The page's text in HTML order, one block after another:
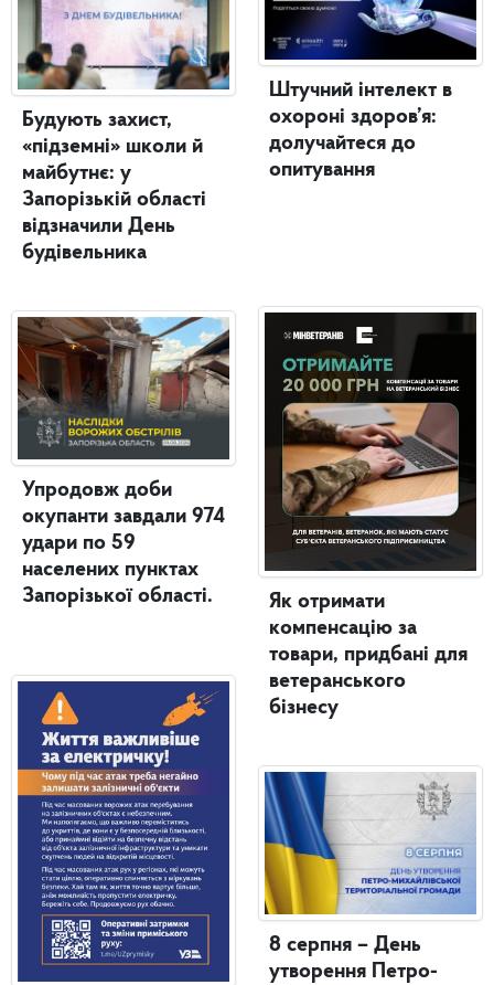
Будують захист,
«підземні» школи й
майбутнє: у
Запорізькій області
відзначили День
будівельника
Упродовж доби
окупанти завдали 974
удари по 59
населених пунктах
Запорізької області.
Штучний інтелект в
охороні здоров’я:
долучайтеся до
опитування
Як отримати
компенсацію за
товари, придбані для
ветеранського
бізнесу
8 серпня – День
утворення Петро-